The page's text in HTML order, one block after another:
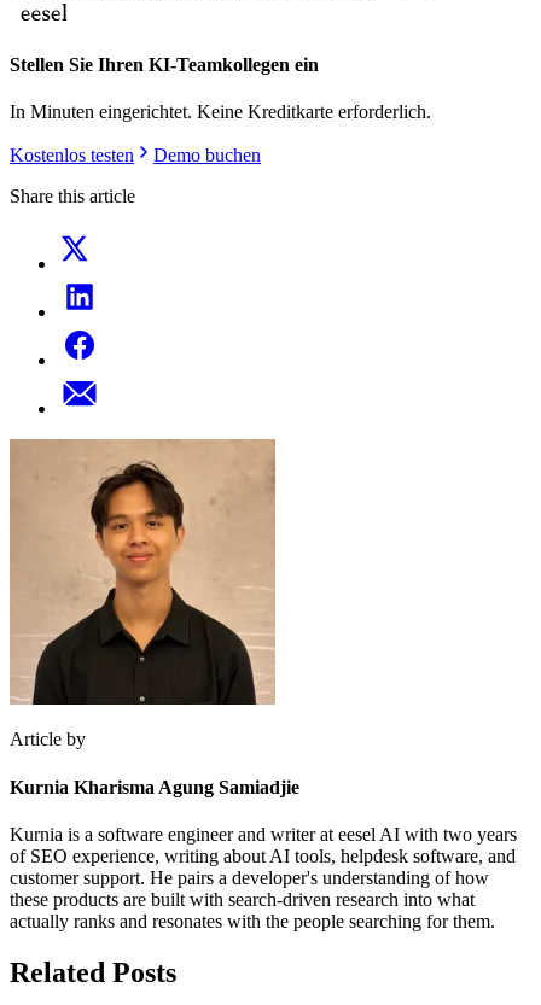
Stellen Sie Ihren KI-Teamkollegen ein
In Minuten eingerichtet. Keine Kreditkarte erforderlich.
Kostenlos testen
Demo buchen
Share this article
Article by
Kurnia Kharisma Agung Samiadjie
Kurnia is a software engineer and writer at eesel AI with two years
of SEO experience, writing about AI tools, helpdesk software, and
customer support. He pairs a developer's understanding of how
these products are built with search-driven research into what
actually ranks and resonates with the people searching for them.
Related Posts